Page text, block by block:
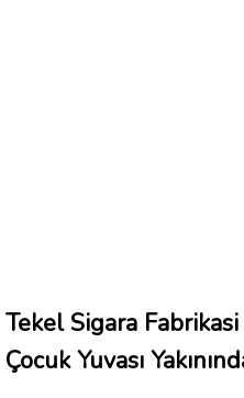
Tekel Sigara
Çocuk Yuvası